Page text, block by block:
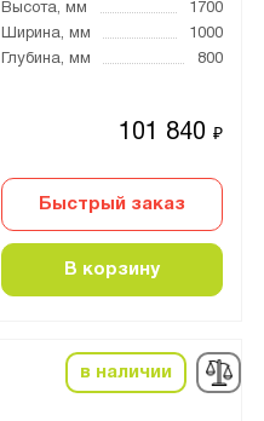
Высота, мм
1700
Ширина, мм
1000
Глубина, мм
800
101 840₽
Быстрый заказ
В корзину
в наличии